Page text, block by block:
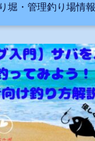
堀・管理釣り場情報